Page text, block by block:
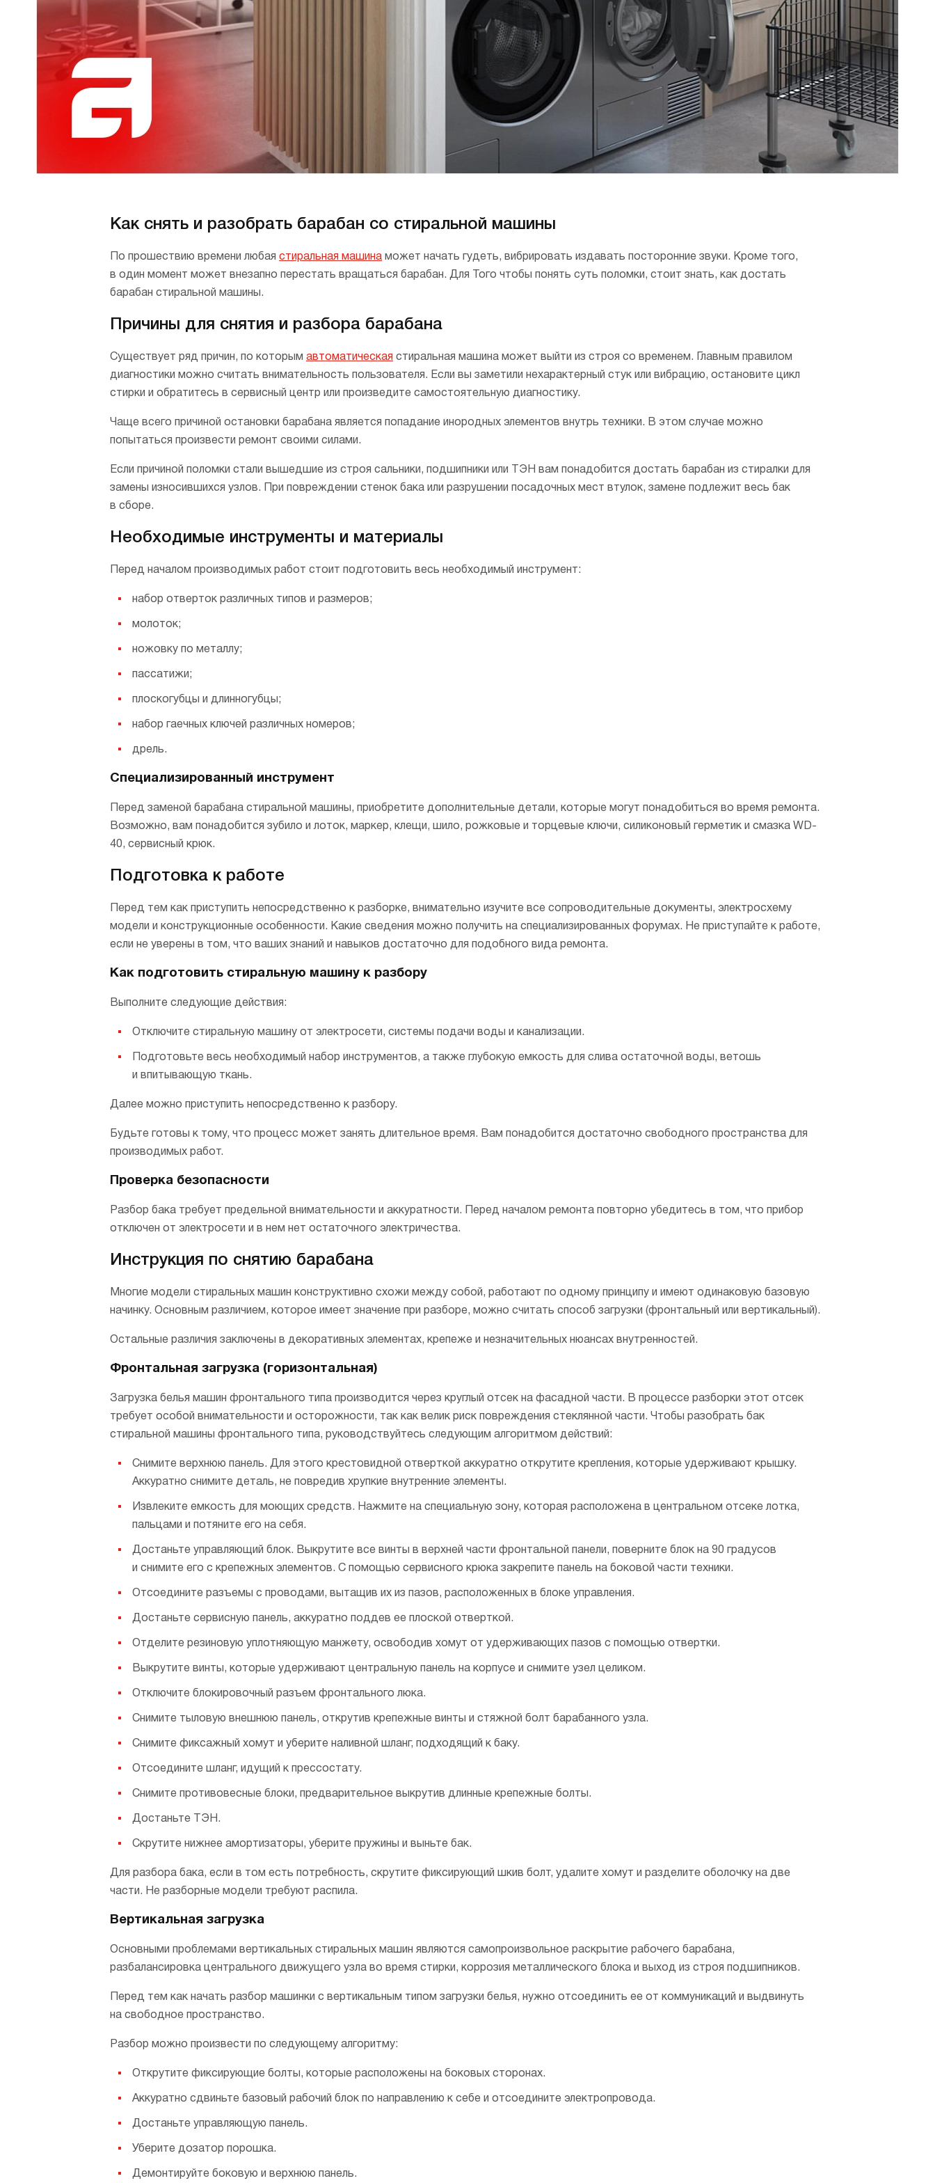
Итальянские
премиум класса
Морозильники
Винные шкафы Подогреватели
Вакууматоры
Craft
Как снять и разобрать барабан со стиральной машины
По прошествию времени любая стиральная машина может начать гудеть, вибрировать издавать посторонние звуки. Кроме того,
в один момент может внезапно перестать вращаться барабан. Для Того чтобы понять суть поломки, стоит знать, как достать
барабан стиральной машины.
Причины для снятия и разбора барабана
Существует ряд причин, по которым автоматическая стиральная машина может выйти из строя со временем. Главным правилом
диагностики можно считать внимательность пользователя. Если вы заметили нехарактерный стук или вибрацию, остановите цикл
стирки и обратитесь в сервисный центр или произведите самостоятельную диагностику.
Чаще всего причиной остановки барабана является попадание инородных элементов внутрь техники. В этом случае можно
попытаться произвести ремонт своими силами.
Если причиной поломки стали вышедшие из строя сальники, подшипники или ТЭН вам понадобится достать барабан из стиралки для
замены износившихся узлов. При повреждении стенок бака или разрушении посадочных мест втулок, замене подлежит весь бак
в сборе.
Необходимые инструменты и материалы
Перед началом производимых работ стоит подготовить весь необходимый инструмент:
набор отверток различных типов и размеров;
молоток;
ножовку по металлу;
пассатижи;
плоскогубцы и длинногубцы;
набор гаечных ключей различных номеров;
дрель.
Специализированный инструмент
Перед заменой барабана стиральной машины, приобретите дополнительные детали, которые могут понадобиться во время ремонта.
Возможно, вам понадобится зубило и лоток, маркер, клещи, шило, рожковые и торцевые ключи, силиконовый герметик и смазка WD-
40, сервисный крюк.
Подготовка к работе
Перед тем как приступить непосредственно к разборке, внимательно изучите все сопроводительные документы, электросхему
модели и конструкционные особенности. Какие сведения можно получить на специализированных форумах. Не приступайте к работе,
если не уверены в том, что ваших знаний и навыков достаточно для подобного вида ремонта.
Как подготовить стиральную машину к разбору
Выполните следующие действия:
Отключите стиральную машину от электросети, системы подачи воды и канализации.
Подготовьте весь необходимый набор инструментов, а также глубокую емкость для слива остаточной воды, ветошь
и впитывающую ткань.
Далее можно приступить непосредственно к разбору.
Будьте готовы к тому, что процесс может занять длительное время. Вам понадобится достаточно свободного пространства для
производимых работ.
Проверка безопасности
Разбор бака требует предельной внимательности и аккуратности. Перед началом ремонта повторно убедитесь в том, что прибор
отключен от электросети и в нем нет остаточного электричества.
Инструкция по снятию барабана
Многие модели стиральных машин конструктивно схожи между собой, работают по одному принципу и имеют одинаковую базовую
начинку. Основным различием, которое имеет значение при разборе, можно считать способ загрузки (фронтальный или вертикальный).
Остальные различия заключены в декоративных элементах, крепеже и незначительных нюансах внутренностей.
Фронтальная загрузка (горизонтальная)
Загрузка белья машин фронтального типа производится через круглый отсек на фасадной части. В процессе разборки этот отсек
требует особой внимательности и осторожности, так как велик риск повреждения стеклянной части. Чтобы разобрать бак
стиральной машины фронтального типа, руководствуйтесь следующим алгоритмом действий:
Снимите верхнюю панель. Для этого крестовидной отверткой аккуратно открутите крепления, которые удерживают крышку.
Аккуратно снимите деталь, не повредив хрупкие внутренние элементы.
Извлеките емкость для моющих средств. Нажмите на специальную зону, которая расположена в центральном отсеке лотка,
пальцами и потяните его на себя.
Достаньте управляющий блок. Выкрутите все винты в верхней части фронтальной панели, поверните блок на 90 градусов
и снимите его с крепежных элементов. С помощью сервисного крюка закрепите панель на боковой части техники.
Отсоедините разъемы с проводами, вытащив их из пазов, расположенных в блоке управления.
Достаньте сервисную панель, аккуратно поддев ее плоской отверткой.
Отделите резиновую уплотняющую манжету, освободив хомут от удерживающих пазов с помощью отвертки.
Выкрутите винты, которые удерживают центральную панель на корпусе и снимите узел целиком.
Отключите блокировочный разъем фронтального люка.
Снимите тыловую внешнюю панель, открутив крепежные винты и стяжной болт барабанного узла.
Снимите фиксажный хомут и уберите наливной шланг, подходящий к баку.
Отсоедините шланг, идущий к прессостату.
Снимите противовесные блоки, предварительное выкрутив длинные крепежные болты.
Достаньте ТЭН.
Скрутите нижнее амортизаторы, уберите пружины и выньте бак.
Для разбора бака, если в том есть потребность, скрутите фиксирующий шкив болт, удалите хомут и разделите оболочку на две
части. Не разборные модели требуют распила.
Вертикальная загрузка
Основными проблемами вертикальных стиральных машин являются самопроизвольное раскрытие рабочего барабана,
разбалансировка центрального движущего узла во время стирки, коррозия металлического блока и выход из строя подшипников.
Перед тем как начать разбор машинки с вертикальным типом загрузки белья, нужно отсоединить ее от коммуникаций и выдвинуть
на свободное пространство.
Разбор можно произвести по следующему алгоритму:
Открутите фиксирующие болты, которые расположены на боковых сторонах.
Аккуратно сдвиньте базовый рабочий блок по направлению к себе и отсоедините электропровода.
Достаньте управляющую панель.
Уберите дозатор порошка.
Демонтируйте боковую и верхнюю панель.